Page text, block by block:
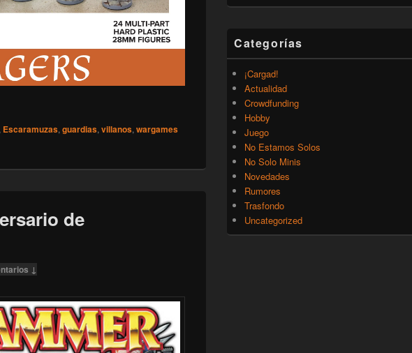
Atlantic – Soldados y Aldeanos
Escaramuzas, guardias, villanos, wargames
de
↓
Categorías
¡Cargad!
Actualidad
Crowdfunding
Hobby
Juego
No Estamos Solos
No Solo Minis
Novedades
Rumores
Trasfondo
Uncategorized